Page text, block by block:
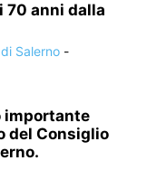
70 anni dalla
Salerno -
importante
del Consiglio